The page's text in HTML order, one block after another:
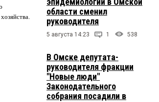
области сменил
руководителя
5 августа 14:23 1 538
В Омске депутата-
руководителя фракции
"Новые люди"
Законодательного
собрания посадили в